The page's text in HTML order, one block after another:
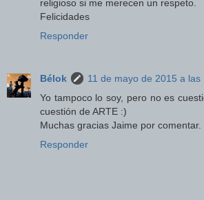
religioso si me merecen un respeto.
Felicidades
Responder
Bélok
11 de mayo de 2015 a las
Yo tampoco lo soy, pero no es
cuestión de ARTE :)
Muchas gracias Jaime por comentar.
Responder